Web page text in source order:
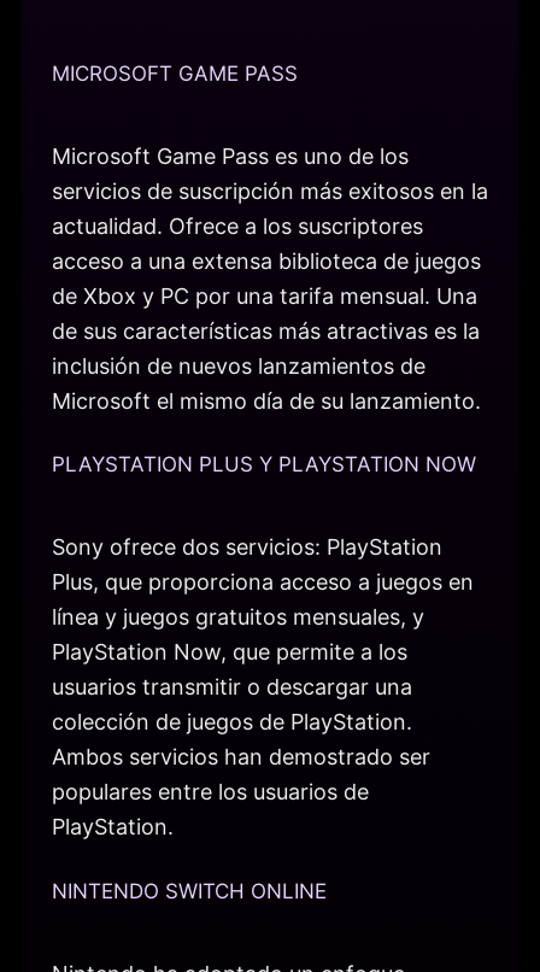
MICROSOFT GAME PASS
Microsoft Game Pass es uno de los
servicios de suscripción más exitosos en la
actualidad. Ofrece a los suscriptores
acceso a una extensa biblioteca de juegos
de Xbox y PC por una tarifa mensual. Una
de sus características más atractivas es la
inclusión de nuevos lanzamientos de
Microsoft el mismo día de su lanzamiento.
PLAYSTATION PLUS Y PLAYSTATION NOW
Sony ofrece dos servicios: PlayStation
Plus, que proporciona acceso a juegos en
línea y juegos gratuitos mensuales, y
PlayStation Now, que permite a los
usuarios transmitir o descargar una
colección de juegos de PlayStation.
Ambos servicios han demostrado ser
populares entre los usuarios de
PlayStation.
NINTENDO SWITCH ONLINE